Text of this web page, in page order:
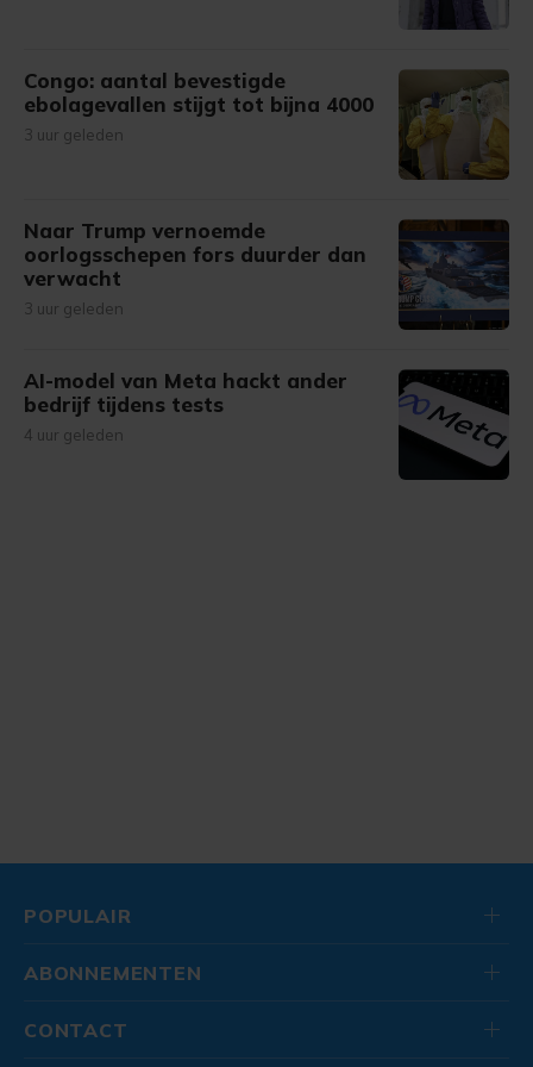
Congo: aantal bevestigde
ebolagevallen stijgt tot bijna 4000
3 uur geleden
Naar Trump vernoemde
oorlogsschepen fors duurder dan
verwacht
3 uur geleden
AI-model van Meta hackt ander
bedrijf tijdens tests
4 uur geleden
POPULAIR
ABONNEMENTEN
CONTACT